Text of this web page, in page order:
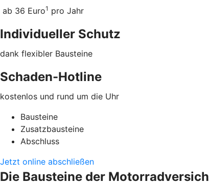
ab 36 Euro1 pro Jahr
Individueller Schutz
dank flexibler Bausteine
Schaden-Hotline
kostenlos und rund um die Uhr
Bausteine
Zusatzbausteine
Abschluss
Jetzt online abschließen
Die Bausteine der